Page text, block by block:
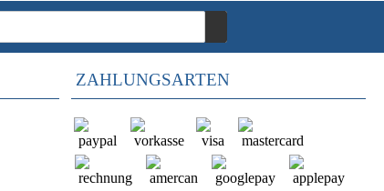
ZAHLUNGSARTEN